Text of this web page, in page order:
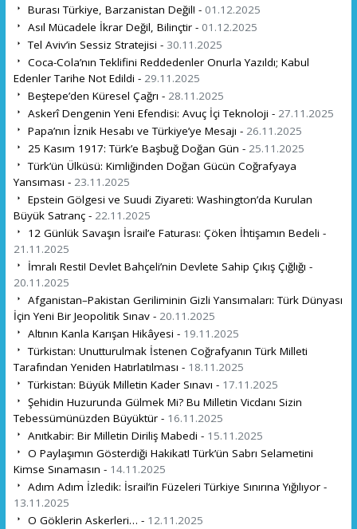
Burası Türkiye, Barzanistan Değil! - 01.12.2025
Asıl Mücadele İkrar Değil, Bilinçtir - 01.12.2025
Tel Aviv’in Sessiz Stratejisi - 30.11.2025
Coca-Cola’nın Teklifini Reddedenler Onurla Yazıldı; Kabul
Edenler Tarihe Not Edildi - 29.11.2025
Beştepe’den Küresel Çağrı - 28.11.2025
Askerî Dengenin Yeni Efendisi: Avuç İçi Teknoloji - 27.11.2025
Papa’nın İznik Hesabı ve Türkiye’ye Mesajı - 26.11.2025
25 Kasım 1917: Türk’e Başbuğ Doğan Gün - 25.11.2025
Türk’ün Ülküsü: Kimliğinden Doğan Gücün Coğrafyaya
Yansıması - 23.11.2025
Epstein Gölgesi ve Suudi Ziyareti: Washington’da Kurulan
Büyük Satranç - 22.11.2025
12 Günlük Savaşın İsrail’e Faturası: Çöken İhtişamın Bedeli -
21.11.2025
İmralı Resti! Devlet Bahçeli’nin Devlete Sahip Çıkış Çığlığı -
20.11.2025
Afganistan–Pakistan Geriliminin Gizli Yansımaları: Türk Dünyası
İçin Yeni Bir Jeopolitik Sınav - 20.11.2025
Altının Kanla Karışan Hikâyesi - 19.11.2025
Türkistan: Unutturulmak İstenen Coğrafyanın Türk Milleti
Tarafından Yeniden Hatırlatılması - 18.11.2025
Türkistan: Büyük Milletin Kader Sınavı - 17.11.2025
Şehidin Huzurunda Gülmek Mi? Bu Milletin Vicdanı Sizin
Tebessümünüzden Büyüktür - 16.11.2025
Anıtkabir: Bir Milletin Diriliş Mabedi - 15.11.2025
O Paylaşımın Gösterdiği Hakikat! Türk’ün Sabrı Selametini
Kimse Sınamasın - 14.11.2025
Adım Adım İzledik: İsrail’in Füzeleri Türkiye Sınırına Yığılıyor -
13.11.2025
O Göklerin Askerleri… - 12.11.2025